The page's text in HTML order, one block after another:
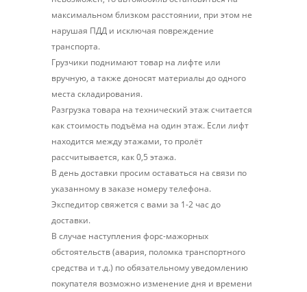
максимальном близком расстоянии, при этом не
нарушая ПДД и исключая повреждение
транспорта.
Грузчики поднимают товар на лифте или
вручную, а также доносят материалы до одного
места складирования.
Разгрузка товара на технический этаж считается
как стоимость подъёма на один этаж. Если лифт
находится между этажами, то пролёт
рассчитывается, как 0,5 этажа.
В день доставки просим оставаться на связи по
указанному в заказе номеру телефона.
Экспедитор свяжется с вами за 1-2 час до
доставки.
В случае наступления форс-мажорных
обстоятельств (авария, поломка транспортного
средства и т.д.) по обязательному уведомлению
покупателя возможно изменение дня и времени